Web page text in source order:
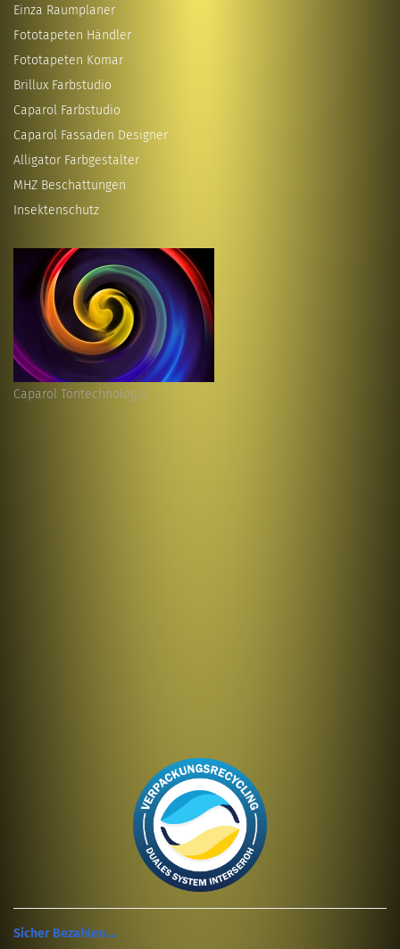
Einza Raumplaner
Fototapeten Händler
Fototapeten Komar
Brillux Farbstudio
Caparol Farbstudio
Caparol Fassaden Designer
Alligator Farbgestalter
MHZ Beschattungen
Insektenschutz
Caparol Töntechnologie
Sicher Bezahlen....